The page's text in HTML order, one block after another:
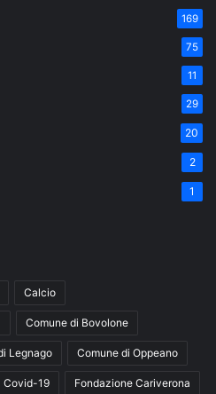
169
75
11
29
20
2
1
Calcio
Comune di Bovolone
Legnago Comune di Oppeano
Covid-19 Fondazione Cariverona